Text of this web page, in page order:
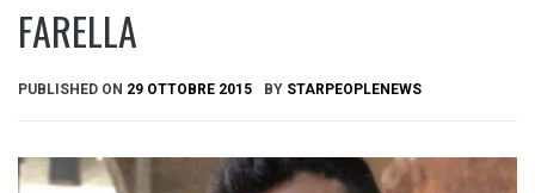
FARELLA
PUBLISHED ON 29 OTTOBRE 2015 BY STARPEOPLENEWS